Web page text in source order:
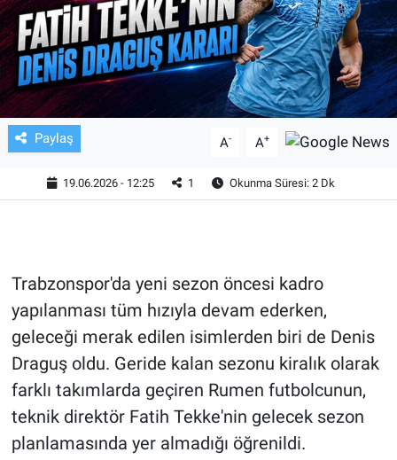
Paylaş A- A+
19.06.2026 - 12:25 1 Okunma Süresi: 2 Dk
Trabzonspor'da yeni sezon öncesi kadro
yapılanması tüm hızıyla devam ederken,
geleceği merak edilen isimlerden biri de Denis
Draguş oldu. Geride kalan sezonu kiralık olarak
farklı takımlarda geçiren Rumen futbolcunun,
teknik direktör Fatih Tekke'nin gelecek sezon
planlamasında yer almadığı öğrenildi.
SAĞLIK
GENEL
KÜLTÜR SANAT
EKONOMİ
ÇEVRE
HABERDE İNSAN
POLİTİKA